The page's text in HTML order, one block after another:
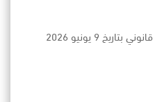
رقم محامي في بالرياض تحديث قانوني بتاريخ 9 يونيو 2026